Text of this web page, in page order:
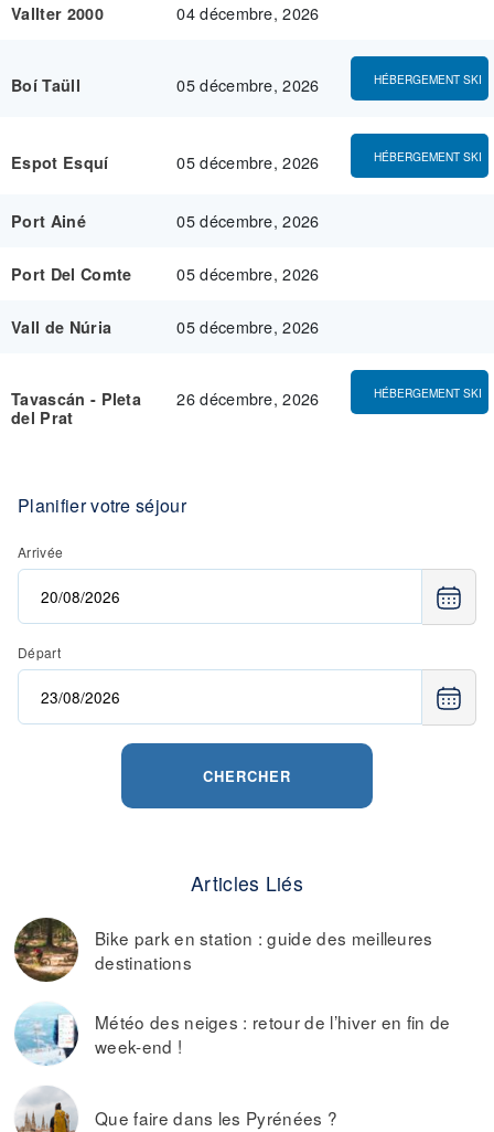
Vallter 2000 04 décembre, 2026
Boí Taüll 05 décembre, 2026 HÉBERGEMENT SKI
Espot Esquí 05 décembre, 2026 HÉBERGEMENT SKI
Port Ainé 05 décembre, 2026
Port Del Comte 05 décembre, 2026
Vall de Núria 05 décembre, 2026
Tavascán - Pleta
del Prat
26 décembre, 2026 HÉBERGEMENT SKI
Planifier votre séjour
Arrivée
Départ
CHERCHER
Articles Liés
Bike park en station : guide des meilleures
destinations
Météo des neiges : retour de l’hiver en fin de
week-end !
Que faire dans les Pyrénées ?